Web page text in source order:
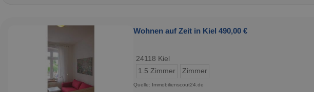
Wohnen auf Zeit in Kiel 490,00 €
24118 Kiel
1.5 Zimmer
Zimmer
Quelle: Immobilienscout24.de